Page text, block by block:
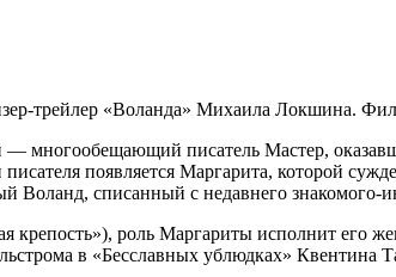
трейлер «Воланда» Михаила Локшина.
многообещающий писатель Мастер,
появляется Маргарита, которой
списанный с недавнего знакомого-
крепость»), роль Маргариты исполнит его
в «Бесславных ублюдках» Квентина